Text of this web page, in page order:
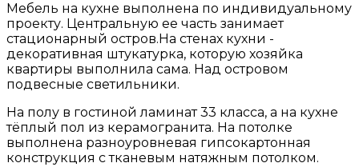
Мебель на кухне выполнена по индивидуальному
проекту. Центральную ее часть занимает
стационарный остров.На стенах кухни -
декоративная штукатурка, которую хозяйка
квартиры выполнила сама. Над островом
подвесные светильники.
На полу в гостиной ламинат 33 класса, а на кухне
тёплый пол из керамогранита. На потолке
выполнена разноуровневая гипсокартонная
конструкция с тканевым натяжным потолком.